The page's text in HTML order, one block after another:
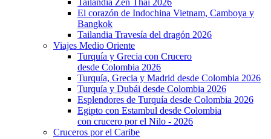
Tailandia Zen Thai 2026
El corazón de Indochina Vietnam, Camboya y
Bangkok
Tailandia Travesía del dragón 2026
Viajes Medio Oriente
Turquía y Grecia con Crucero
desde Colombia 2026
Turquía, Grecia y Madrid desde Colombia 2026
Turquía y Dubái desde Colombia 2026
Esplendores de Turquía desde Colombia 2026
Egipto con Estambul desde Colombia
con crucero por el Nilo - 2026
Cruceros por el Caribe